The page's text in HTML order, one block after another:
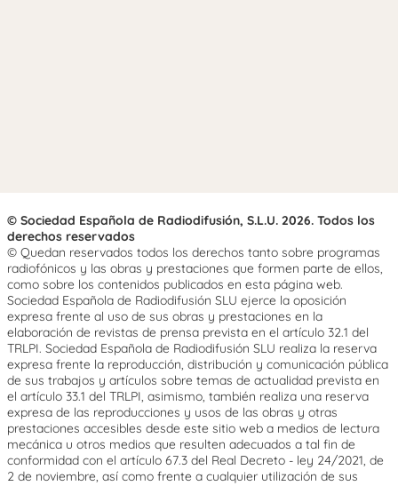
© Sociedad Española de Radiodifusión, S.L.U. 2026. Todos los
derechos reservados
© Quedan reservados todos los derechos tanto sobre programas
radiofónicos y las obras y prestaciones que formen parte de ellos,
como sobre los contenidos publicados en esta página web.
Sociedad Española de Radiodifusión SLU ejerce la oposición
expresa frente al uso de sus obras y prestaciones en la
elaboración de revistas de prensa prevista en el artículo 32.1 del
TRLPI. Sociedad Española de Radiodifusión SLU realiza la reserva
expresa frente la reproducción, distribución y comunicación pública
de sus trabajos y artículos sobre temas de actualidad prevista en
el artículo 33.1 del TRLPI, asimismo, también realiza una reserva
expresa de las reproducciones y usos de las obras y otras
prestaciones accesibles desde este sitio web a medios de lectura
mecánica u otros medios que resulten adecuados a tal fin de
conformidad con el artículo 67.3 del Real Decreto - ley 24/2021, de
2 de noviembre, así como frente a cualquier utilización de sus